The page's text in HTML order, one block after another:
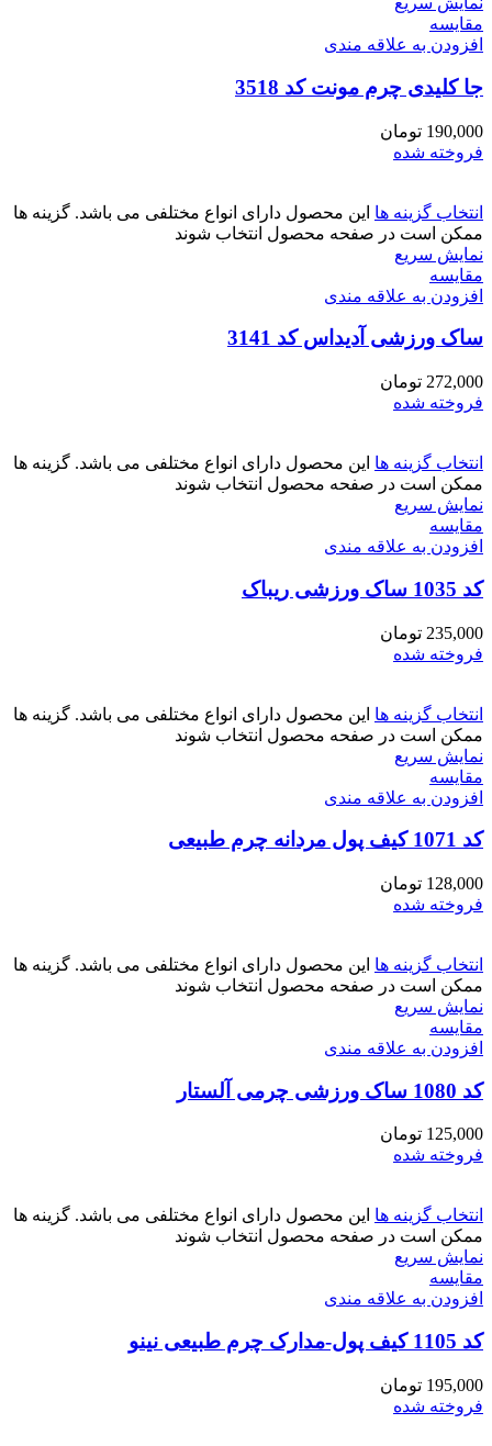
مقايسه
افزودن به علاقه مندی
جا کلیدی چرم مونت کد 3518
190,000 تومان
فروخته شده
انتخاب گزینه ها این محصول دارای انواع مختلفی می باشد. گزینه ها
ممکن است در صفحه محصول انتخاب شوند
نمایش سریع
مقايسه
افزودن به علاقه مندی
ساک ورزشی آدیداس کد 3141
272,000 تومان
فروخته شده
انتخاب گزینه ها این محصول دارای انواع مختلفی می باشد. گزینه ها
ممکن است در صفحه محصول انتخاب شوند
نمایش سریع
مقايسه
افزودن به علاقه مندی
کد 1035 ساک ورزشی ریباک
235,000 تومان
فروخته شده
انتخاب گزینه ها این محصول دارای انواع مختلفی می باشد. گزینه ها
ممکن است در صفحه محصول انتخاب شوند
نمایش سریع
مقايسه
افزودن به علاقه مندی
کد 1071 کیف پول مردانه چرم طبیعی
128,000 تومان
فروخته شده
انتخاب گزینه ها این محصول دارای انواع مختلفی می باشد. گزینه ها
ممکن است در صفحه محصول انتخاب شوند
نمایش سریع
مقايسه
افزودن به علاقه مندی
کد 1080 ساک ورزشی چرمی آلستار
125,000 تومان
فروخته شده
انتخاب گزینه ها این محصول دارای انواع مختلفی می باشد. گزینه ها
ممکن است در صفحه محصول انتخاب شوند
نمایش سریع
مقايسه
افزودن به علاقه مندی
کد 1105 کیف پول-مدارک چرم طبیعی نینو
195,000 تومان
فروخته شده